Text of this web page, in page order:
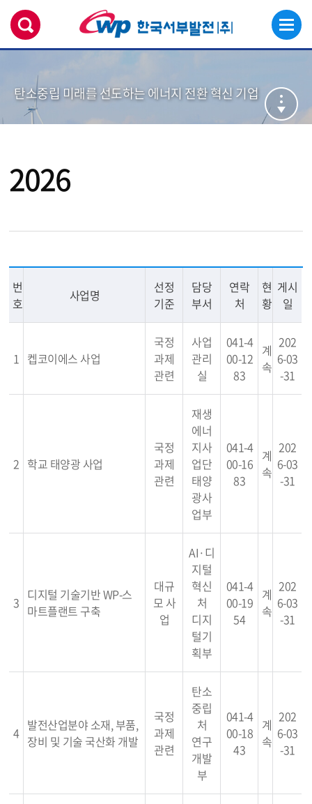
탄소중립 미래를 선도하는 에너지 전환 혁신 기업
2026
번
호
사업명
선정
기준
담당
부서
연락
처
현
황
게시
일
1 켑코이에스 사업
국정
과제
관련
사업
관리
실
041-4
00-12
83
계
속
202
6-03
-31
2 학교 태양광 사업
국정
과제
관련
재생
에너
지사
업단
태양
광사
업부
041-4
00-16
83
계
속
202
6-03
-31
3 디지털 기술기반 WP-스
마트플랜트 구축
대규
모 사
업
AI·디
지털
혁신
처
디지
털기
획부
041-4
00-19
54
계
속
202
6-03
-31
4 발전산업분야 소재, 부품,
장비 및 기술 국산화 개발
국정
과제
관련
탄소
중립
처
연구
개발
부
041-4
00-18
43
계
속
202
6-03
-31